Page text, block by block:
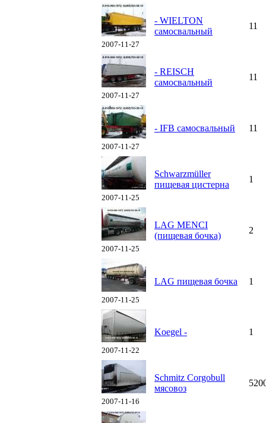
2007-11-27
- WIELTON
самосвальный
11
2007-11-27
- REISCH
самосвальный
11
2007-11-27
- IFB самосвальный 11
2007-11-25
Schwarzmüller
пищевая цистерна
1
2007-11-25
LAG MENCI
(пищевая бочка)
2
2007-11-25
LAG пищевая бочка 1
2007-11-22
Koegel - 1
2007-11-16
Schmitz Corgobull
мясовоз